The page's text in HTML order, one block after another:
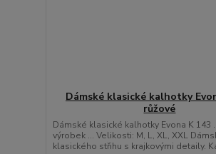
Dámské klasické kalhotky
růžové
Dámské klasické kalhotky Evona K 143
výrobek ... Velikosti: M, L, XL, XXL
klasického střihu s krajkovými detaily.